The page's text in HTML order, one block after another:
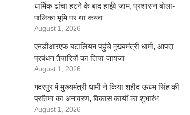
धार्मिक ढांचा हटने के बाद हाईवे जाम, प्रशासन बोला-
पालिका भूमि पर था कब्जा
August 1, 2026
एनडीआरएफ बटालियन पहुंचे मुख्यमंत्री धामी, आपदा
प्रबंधन तैयारियों का लिया जायजा
August 1, 2026
गदरपुर में मुख्यमंत्री धामी ने किया शहीद ऊधम सिंह की
प्रतिमा का अनावरण, विकास कार्यों का शुभारंभ
August 1, 2026